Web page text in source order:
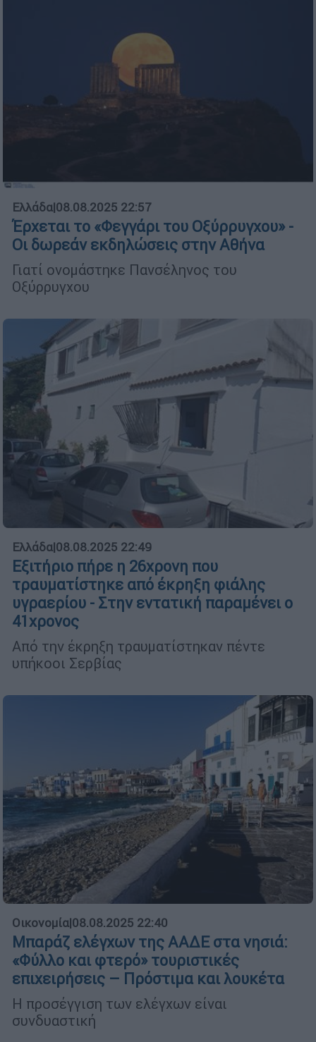
Ελλάδα|08.08.2025 22:57
Έρχεται το «Φεγγάρι του Οξύρρυγχου» -
Οι δωρεάν εκδηλώσεις στην Αθήνα
Γιατί ονομάστηκε Πανσέληνος του
Οξύρρυγχου
Ελλάδα|08.08.2025 22:49
Εξιτήριο πήρε η 26χρονη που
τραυματίστηκε από έκρηξη φιάλης
υγραερίου - Στην εντατική παραμένει ο
41χρονος
Από την έκρηξη τραυματίστηκαν πέντε
υπήκοοι Σερβίας
Οικονομία|08.08.2025 22:40
Μπαράζ ελέγχων της ΑΑΔΕ στα νησιά:
«Φύλλο και φτερό» τουριστικές
επιχειρήσεις – Πρόστιμα και λουκέτα
H προσέγγιση των ελέγχων είναι
συνδυαστική